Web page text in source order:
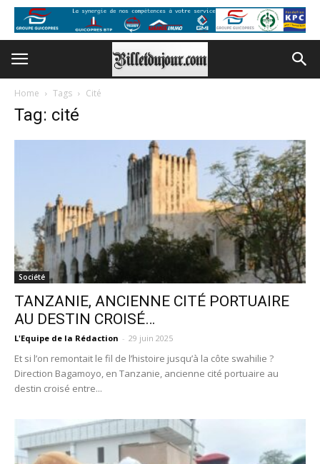
Home Tags Cité
Tag: cité
Société
TANZANIE, ANCIENNE CITÉ PORTUAIRE
AU DESTIN CROISÉ…
L'Equipe de la Rédaction - 29 juin 2025
Et si l’on remontait le fil de l’histoire jusqu’à la côte swahilie ?
Direction Bagamoyo, en Tanzanie, ancienne cité portuaire au
destin croisé entre...